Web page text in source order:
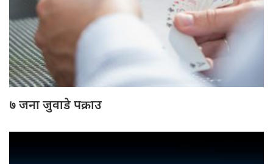
७ जना जुवाडे पक्राउ